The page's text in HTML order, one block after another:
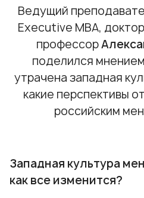
Ведущий
Executive МВА,
профессор
поделился
утрачена западная
какие перспективы
российским
Западная культура
как все изменится?